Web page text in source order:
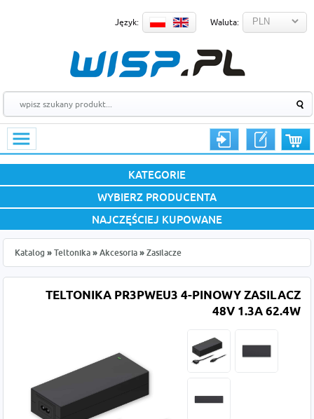
Język: Waluta:
KATEGORIE
WYBIERZ PRODUCENTA
NAJCZĘŚCIEJ KUPOWANE
Katalog » Teltonika » Akcesoria » Zasilacze
TELTONIKA PR3PWEU3 4-PINOWY ZASILACZ
48V 1.3A 62.4W